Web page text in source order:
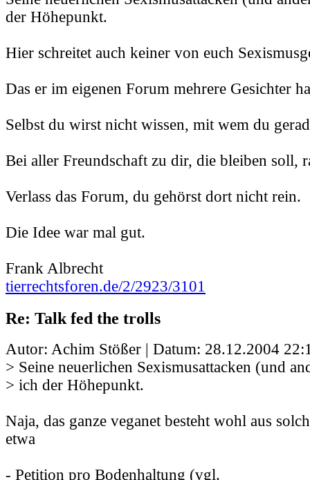
der Höhepunkt.
Hier schreitet auch keiner von euch
Das er im eigenen Forum mehrere Gesichter
Selbst du wirst nicht wissen, mit wem du
Bei aller Freundschaft zu dir, die bleiben soll,
Verlass das Forum, du gehörst dort nicht rein.
Die Idee war mal gut.
Frank Albrecht
tierrechtsforen.de/2/2923/3101
Re: Talk fed the trolls
Autor: Achim Stößer | Datum: 28.12.2004
> Seine neuerlichen Sexismusattacken (und
> ich der Höhepunkt.
Naja, das ganze veganet besteht wohl aus
etwa
- Petition pro Bodenhaltung (vgl.